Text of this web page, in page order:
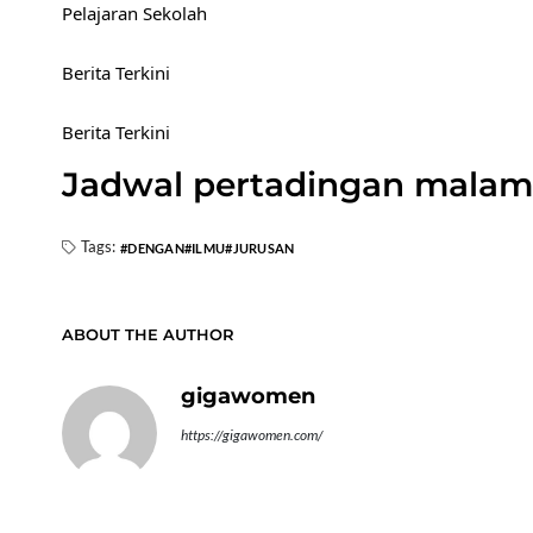
Pelajaran Sekolah
Berita Terkini
Berita Terkini
Jadwal pertadingan
Tags: DENGAN ILMU JURUSAN
ABOUT THE AUTHOR
gigawomen
https://gigawomen.com/